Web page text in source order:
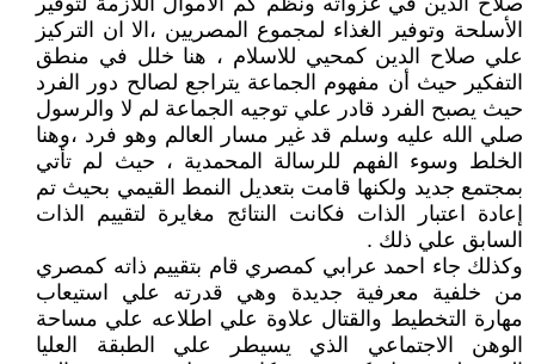
الأسلحة وتوفير الغذاء لمجموع المصريين ،الا ان التركيز
علي صلاح الدين كمحيي للاسلام ، هنا خلل في منطق
التفكير حيث أن مفهوم الجماعة يتراجع لصالح دور الفرد
حيث يصبح الفرد قادر علي توجيه الجماعة لم لا والرسول
صلي الله عليه وسلم قد غير مسار العالم وهو فرد ،وهنا
الخلط وسوء الفهم للرسالة المحمدية ، حيث لم تأتي
بمجتمع جديد ولكنها قامت بتعديل النمط القيمي بحيث تم
إعادة اعتبار الذات فكانت النتائج مغايرة لتقييم الذات
السابق علي ذلك .
وكذلك جاء احمد عرابي كمصري قام بتقييم ذاته كمصري
من خلفية معرفية جديدة وهي قدرته علي استيعاب
مهارة التخطيط والقتال علاوة علي اطلاعه علي مساحة
الوهن الاجتماعي الذي يسيطر علي الطبقة العليا